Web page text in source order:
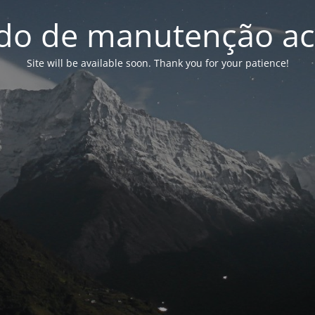
de manutenção
Site will be available soon. Thank you for your patience!